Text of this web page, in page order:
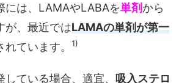
には、LAMAやLABAを単剤から
が、最近ではLAMAの単剤が第一
ています。 1)
ている場合、適宜、 吸入ステロ